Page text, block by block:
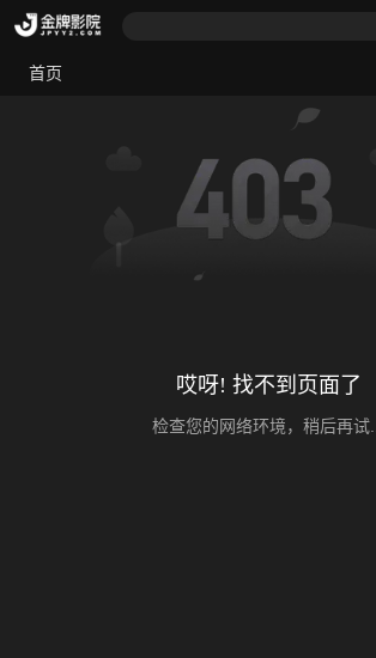
首页
哎呀! 找不到页面了
检查您的网络环境，稍后再试...